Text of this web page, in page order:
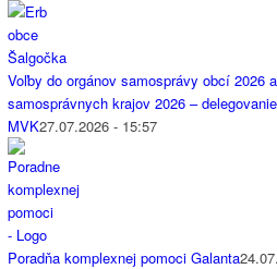
Voľby do orgánov samosprávy obcí 2026
samosprávnych krajov 2026 –
MVK27.07.2026 - 15:57
Poradňa komplexnej pomoci Galanta